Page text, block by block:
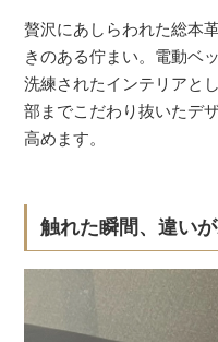
贅沢にあしらわれた総本
きのある佇まい。電動ベ
洗練されたインテリアと
部までこだわり抜いたデ
高めます。
触れた瞬間、違い